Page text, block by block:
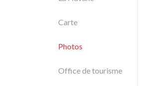
Carte
Photos
Office de tourisme